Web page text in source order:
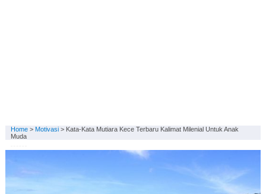
Home> Motivasi> Kata-Kata Mutiara Kece Terbaru Kalimat Milenial Untuk Anak
Muda